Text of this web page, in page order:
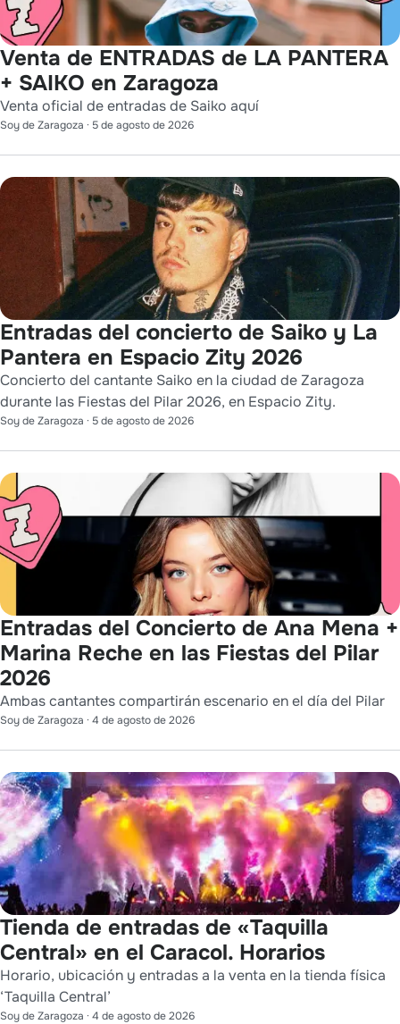
Venta de ENTRADAS de LA PANTERA
+ SAIKO en Zaragoza
Venta oficial de entradas de Saiko aquí
Soy de Zaragoza · 5 de agosto de 2026
Entradas del concierto de Saiko y La
Pantera en Espacio Zity 2026
Concierto del cantante Saiko en la ciudad de Zaragoza
durante las Fiestas del Pilar 2026, en Espacio Zity.
Soy de Zaragoza · 5 de agosto de 2026
Entradas del Concierto de Ana Mena +
Marina Reche en las Fiestas del Pilar
2026
Ambas cantantes compartirán escenario en el día del Pilar
Soy de Zaragoza · 4 de agosto de 2026
Tienda de entradas de «Taquilla
Central» en el Caracol. Horarios
Horario, ubicación y entradas a la venta en la tienda física
‘Taquilla Central’
Soy de Zaragoza · 4 de agosto de 2026